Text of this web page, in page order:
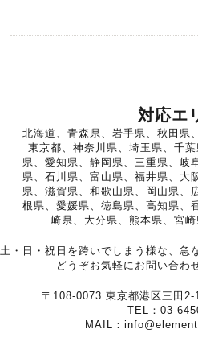
対応エ
北海道、青森県、岩手県、秋田県
東京都、神奈川県、埼玉県、千
県、愛知県、静岡県、三重県、岐
県、石川県、富山県、福井県、大
県、滋賀県、和歌山県、岡山県、
根県、愛媛県、徳島県、高知県、
崎県、大分県、熊本県、宮
土・日・祝日を跨いでしまう様な、急
どうぞお気軽にお問い合わ
〒108-0073 東京都港区三田
TEL：03-
MAIL：